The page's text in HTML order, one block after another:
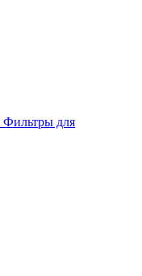
Фильтры для